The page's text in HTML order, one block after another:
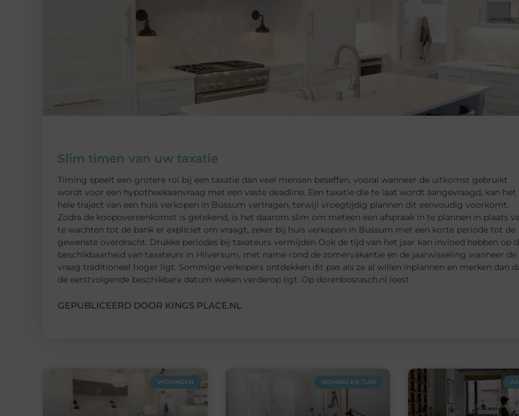
Slim timen van uw taxatie
Timing speelt een grotere rol bij een taxatie dan veel mensen beseffen, vooral wanneer de uitkomst gebruikt
wordt voor een hypotheekaanvraag met een vaste deadline. Een taxatie die te laat wordt aangevraagd, kan het
hele traject van een huis verkopen in Bussum vertragen, terwijl vroegtijdig plannen dit eenvoudig voorkomt.
Zodra de koopovereenkomst is getekend, is het daarom slim om meteen een afspraak in te plannen in plaats
te wachten tot de bank er expliciet om vraagt, zeker bij huis verkopen in Bussum met een korte periode tot de
gewenste overdracht. Drukke periodes bij taxateurs vermijden Ook de tijd van het jaar kan invloed hebben op
beschikbaarheid van taxateurs in Hilversum, met name rond de zomervakantie en de jaarwisseling wanneer de
vraag traditioneel hoger ligt. Sommige verkopers ontdekken dit pas als ze al willen inplannen en merken dan
de eerstvolgende beschikbare datum weken verderop ligt. Op dorenbosrasch.nl leest
GEPUBLICEERD DOOR KINGS PLACE.NL
WONINGEN WONING EN TUIN